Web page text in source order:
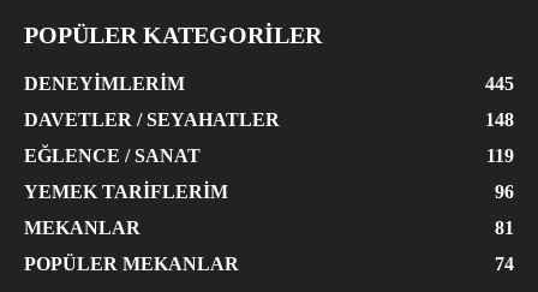
POPÜLER KATEGORİLER
DENEYIMLERIM
445
DAVETLER / SEYAHATLER
148
EĞLENCE / SANAT
119
YEMEK TARIFLERIM
96
MEKANLAR
81
POPÜLER MEKANLAR
74